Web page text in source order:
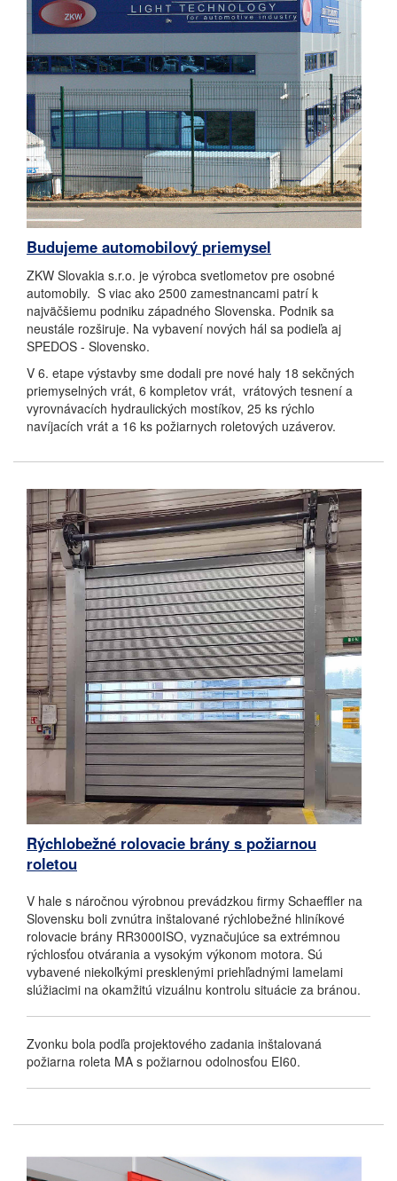
Budujeme automobilový priemysel
ZKW Slovakia s.r.o. je výrobca svetlometov pre osobné
automobily. S viac ako 2500 zamestnancami patrí k
najväčšiemu podniku západného Slovenska. Podnik sa
neustále rozširuje. Na vybavení nových hál sa podieľa aj
SPEDOS - Slovensko.
V 6. etape výstavby sme dodali pre nové haly 18 sekčných
priemyselných vrát, 6 kompletov vrát, vrátových tesnení a
vyrovnávacích hydraulických mostíkov, 25 ks rýchlo
navíjacích vrát a 16 ks požiarnych roletových uzáverov.
Rýchlobežné rolovacie brány s požiarnou
roletou
V hale s náročnou výrobnou prevádzkou firmy Schaeffler na
Slovensku boli zvnútra inštalované rýchlobežné hliníkové
rolovacie brány RR3000ISO, vyznačujúce sa extrémnou
rýchlosťou otvárania a vysokým výkonom motora. Sú
vybavené niekoľkými presklenými priehľadnými lamelami
slúžiacimi na okamžitú vizuálnu kontrolu situácie za bránou.
Zvonku bola podľa projektového zadania inštalovaná
požiarna roleta MA s požiarnou odolnosťou EI60.